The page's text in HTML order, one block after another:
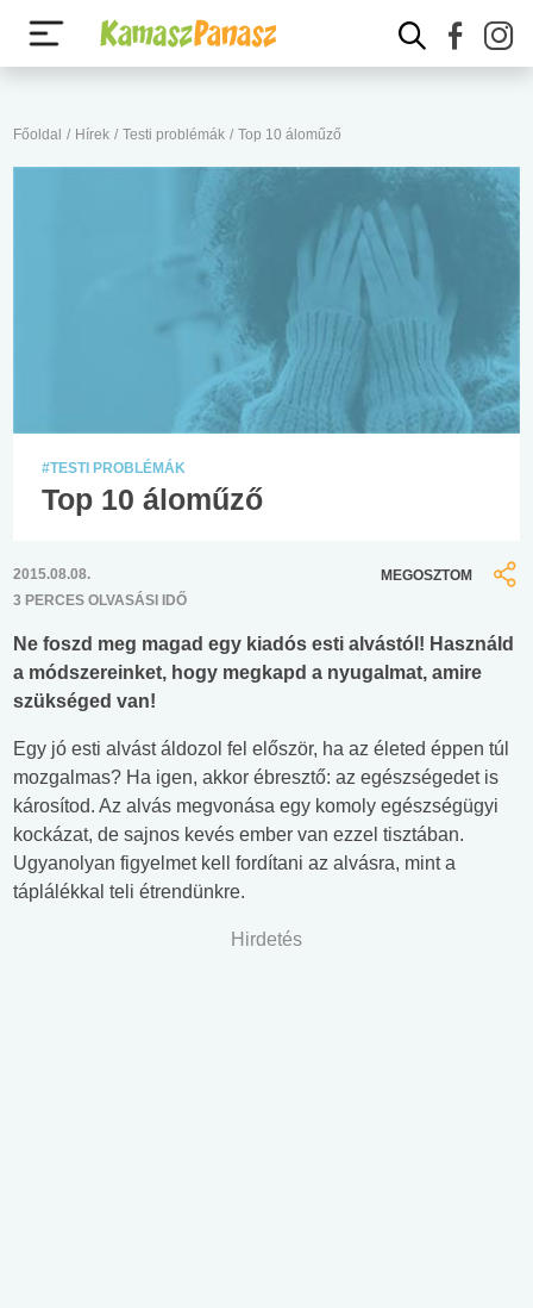
Főoldal / Hírek / Testi problémák / Top 10 áloműző
#TESTI PROBLÉMÁK
Top 10 áloműző
2015.08.08.
3 PERCES OLVASÁSI IDŐ
MEGOSZTOM
Ne foszd meg magad egy kiadós esti alvástól! Használd
a módszereinket, hogy megkapd a nyugalmat, amire
szükséged van!
Egy jó esti alvást áldozol fel először, ha az életed éppen túl
mozgalmas? Ha igen, akkor ébresztő: az egészségedet is
károsítod. Az alvás megvonása egy komoly egészségügyi
kockázat, de sajnos kevés ember van ezzel tisztában.
Ugyanolyan figyelmet kell fordítani az alvásra, mint a
táplálékkal teli étrendünkre.
Hirdetés